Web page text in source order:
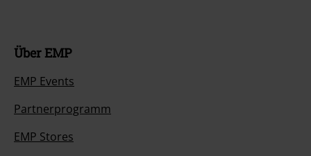
Über EMP
EMP Events
Partnerprogramm
EMP Stores